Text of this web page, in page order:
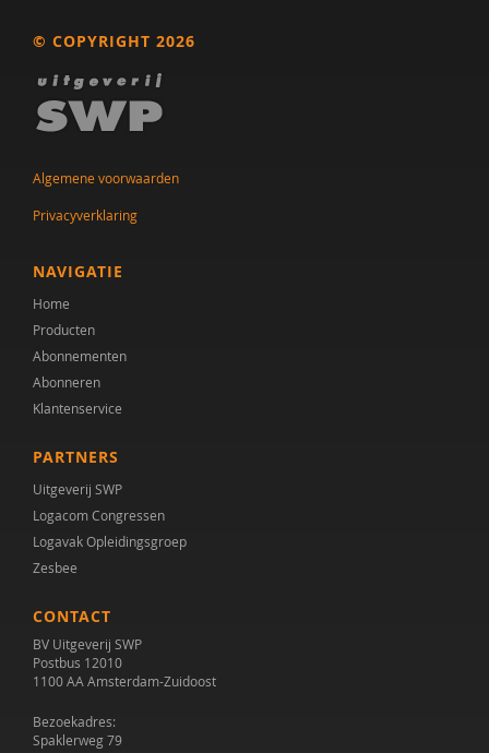
© COPYRIGHT 2026
Algemene voorwaarden
Privacyverklaring
NAVIGATIE
Home
Producten
Abonnementen
Abonneren
Klantenservice
PARTNERS
Uitgeverij SWP
Logacom Congressen
Logavak Opleidingsgroep
Zesbee
CONTACT
BV Uitgeverij SWP
Postbus 12010
1100 AA Amsterdam-Zuidoost
Bezoekadres:
Spaklerweg 79